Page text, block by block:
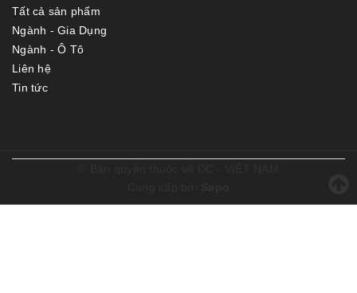
Tất cả sản phẩm
Ngành - Gia Dụng
Ngành - Ô Tô
Liên hệ
Tin tức